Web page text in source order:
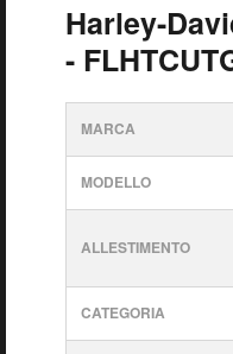
Harley-
-
MARCA
MODELLO
ALLESTIMENTO
CATEGORIA